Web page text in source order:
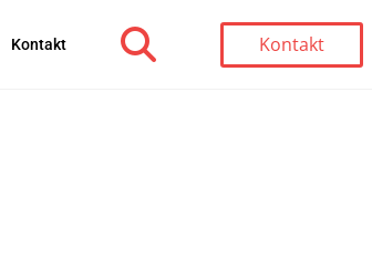
Kontakt Kontakt